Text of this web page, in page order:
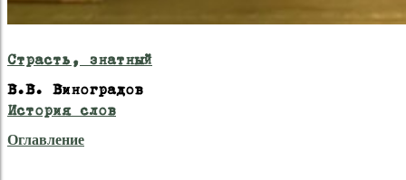
Страсть, знатный
В.В. Виноградов
История слов
Оглавление